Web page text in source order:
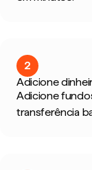
2
Adicione
Adicione
transferência